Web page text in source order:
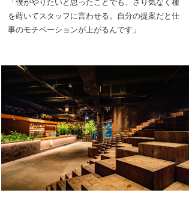
「僕がやりたいと思ったことでも、さり気なく種
を蒔いてスタッフに言わせる。自分の提案だと仕
事のモチベーションが上がるんです」